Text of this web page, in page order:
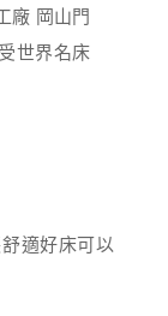
適好床可以